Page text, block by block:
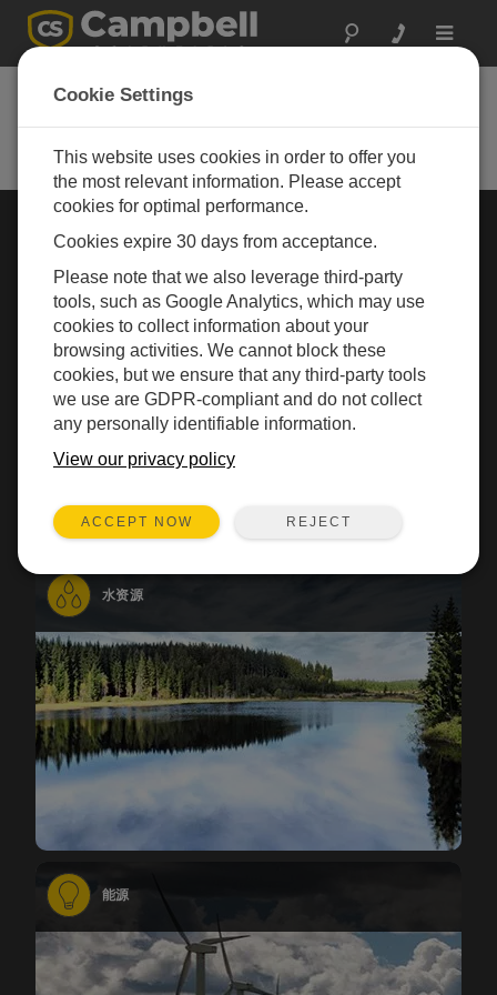
Toggle
Rugged Monitoring
application
行业选择 »
气象
水资源
能源
Cookie Settings
This website uses cookies in order to offer you
the most relevant information. Please accept
cookies for optimal performance.
Cookies expire 30 days from acceptance.
Please note that we also leverage third-party
tools, such as Google Analytics, which may use
cookies to collect information about your
browsing activities. We cannot block these
cookies, but we ensure that any third-party tools
we use are GDPR-compliant and do not collect
any personally identifiable information.
View our privacy policy
ACCEPT NOW REJECT